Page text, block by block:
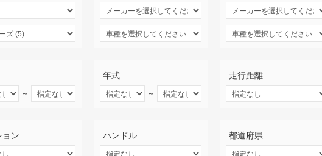
～
年式
～
走行距離
ョン ハンドル 都道府県